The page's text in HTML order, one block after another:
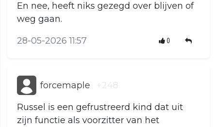
En nee, heeft niks gezegd over blijven of
weg gaan.
28-05-2026 11:57 0
forcemaple +248
Russel is een gefrustreerd kind dat uit
zijn functie als voorzitter van het